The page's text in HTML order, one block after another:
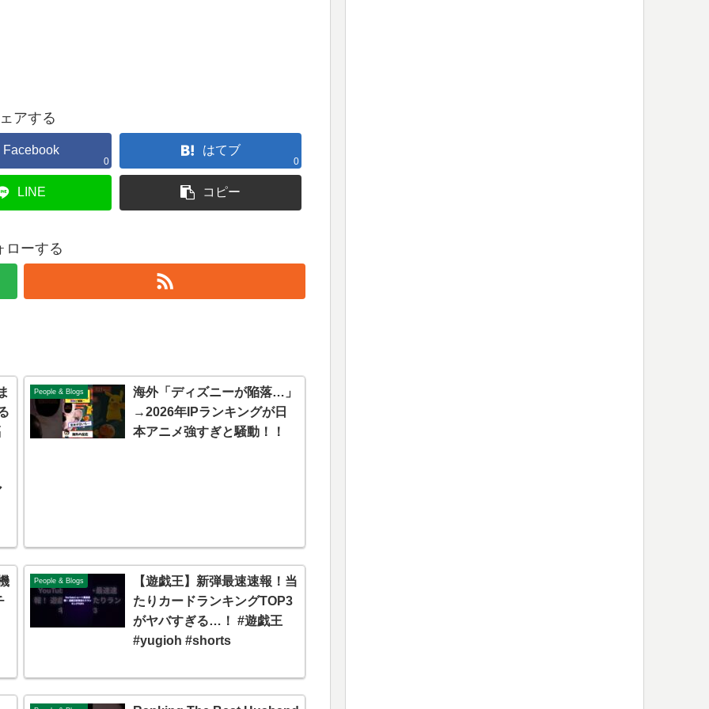
アする
Facebook
0
はてブ
0
LINE コピー
ローする
People & Blogs
海外「ディズニーが陥落…」
→2026年IPランキングが日
本アニメ強すぎと騒動！！
People & Blogs
【遊戯王】新弾最速速報！当
たりカードランキングTOP3
がヤバすぎる…！ #遊戯王
#yugioh #shorts